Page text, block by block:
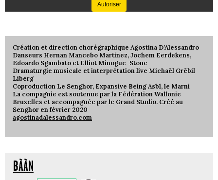
Autoriser
Création et direction chorégraphique Agostina D’Alessandro
Danseurs Hernan Mancebo Martinez, Jochem Eerdekens,
Edoardo Sgambato et Elliot Minogue-Stone
Dramaturgie musicale et interprétation live Michaël Grëbil
Liberg
Coproduction Le Senghor, Expansive Being Asbl, le Marni
La compagnie est soutenue par la Fédération Wallonie
Bruxelles et accompagnée par le Grand Studio. Créé au
Senghor en février 2020
agostinadalessandro.com
BÀÀN